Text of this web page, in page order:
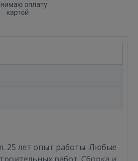
оплату
картой
25 лет опыт работы. Любые